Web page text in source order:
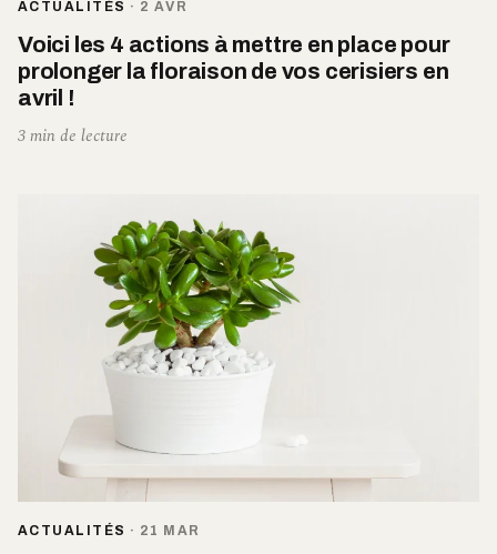
ACTUALITÉS · 2 AVR
Voici les 4 actions à mettre en place pour
prolonger la floraison de vos cerisiers en
avril !
3 min de lecture
ACTUALITÉS · 21 MAR